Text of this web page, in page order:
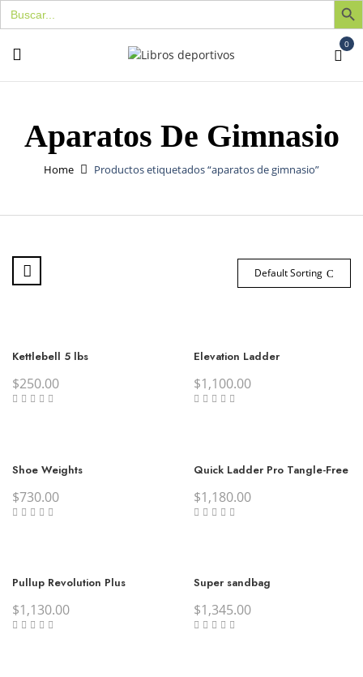
Buscar:
0
Aparatos De Gimnasio
Home Productos etiquetados “aparatos de gimnasio”
Default Sorting
Kettlebell 5 lbs
$250.00
Elevation Ladder
$1,100.00
Shoe Weights
$730.00
Quick Ladder Pro Tangle-Free
$1,180.00
Pullup Revolution Plus
$1,130.00
Super sandbag
$1,345.00